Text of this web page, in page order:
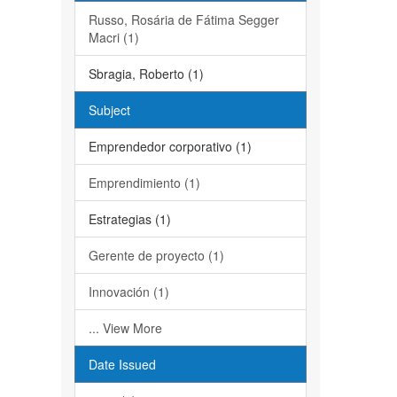
Russo, Rosária de Fátima Segger
Macri (1)
Sbragia, Roberto (1)
Subject
Emprendedor corporativo (1)
Emprendimiento (1)
Estrategias (1)
Gerente de proyecto (1)
Innovación (1)
... View More
Date Issued